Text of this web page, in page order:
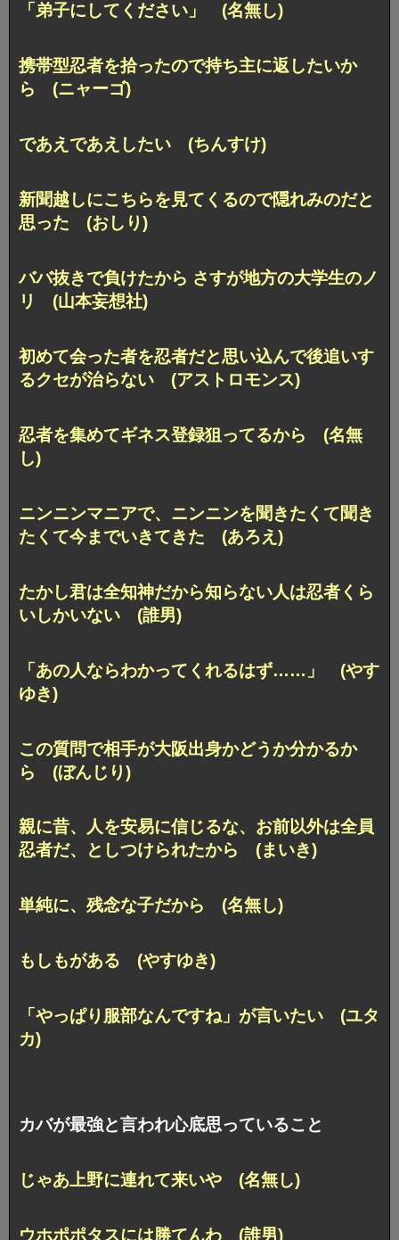
「弟子にしてください」 (名無し)
携帯型忍者を拾ったので持ち主に返したいか
ら (ニャーゴ)
であえであえしたい (ちんすけ)
新聞越しにこちらを見てくるので隠れみのだと
思った (おしり)
ババ抜きで負けたから さすが地方の大学生のノ
リ (山本妄想社)
初めて会った者を忍者だと思い込んで後追いす
るクセが治らない (アストロモンス)
忍者を集めてギネス登録狙ってるから (名無
し)
ニンニンマニアで、 ニンニンを聞きたくて聞き
たくて今までいきてきた (あろえ)
たかし君は全知神だから知らない人は忍者くら
いしかいない (誰男)
「あの人ならわかってくれるはず……」 (やす
ゆき)
この質問で相手が大阪出身かどうか分かるか
ら (ぼんじり)
親に昔、人を安易に信じるな、お前以外は全員
忍者だ、
としつけられたから (まいき)
単純に、残念な子だから (名無し)
もしもがある (やすゆき)
「やっぱり服部なんですね」が言いたい (ユタ
カ)
カバが最強と言われ心底思っていること
じゃあ上野に連れて来いや (名無し)
ウホポポタスには勝てんわ (誰男)